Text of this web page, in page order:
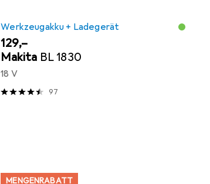
Werkzeugakku + Ladegerät
EUR
129,–
Makita BL 1830
18 V
97
MENGENRABATT